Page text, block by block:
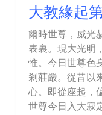
大教緣起
爾時世尊，威光
表裏。現大光明
惟。今日世尊色
剎莊嚴。從昔以
心。即從座起，
世尊今日入大寂